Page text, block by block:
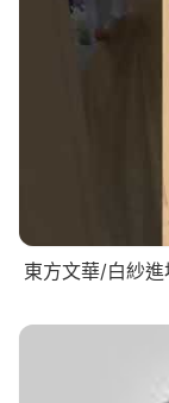
東方文華/白紗進